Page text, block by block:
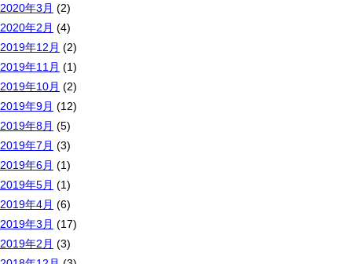
2020年3月 (2)
2020年2月 (4)
2019年12月 (2)
2019年11月 (1)
2019年10月 (2)
2019年9月 (12)
2019年8月 (5)
2019年7月 (3)
2019年6月 (1)
2019年5月 (1)
2019年4月 (6)
2019年3月 (17)
2019年2月 (3)